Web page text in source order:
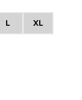
L XL